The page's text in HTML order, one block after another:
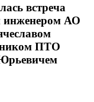
встреча
инженером АО
ПТО